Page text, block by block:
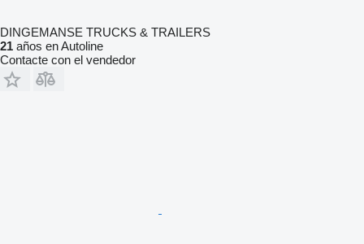
DINGEMANSE TRUCKS & TRAILERS
21 años en Autoline
Contacte con el vendedor